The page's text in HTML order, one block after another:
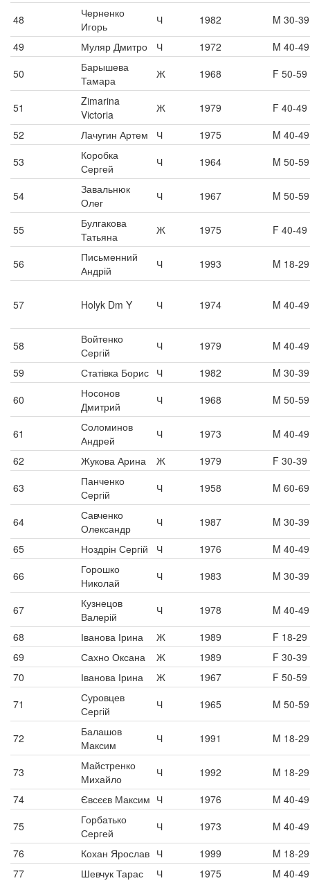
48
Черненко
Игорь
Ч 1982
M 30-39
49
Муляр Дмитро Ч 1972
M 40-49
50
Барышева
Тамара
Ж 1968 F 50-59
51
Zimarina
Victoria
Ж 1979
F 40-49
52
Лачугин Артем Ч 1975
M 40-49
53
Коробка
Сергей
Ч 1964 M 50-59
54
Завальнюк
Олег
Ч 1967 M 50-59
55
Булгакова
Татьяна
Ж 1975 F 40-49
56
Письменний
Андрій
Ч 1993 M 18-29
57 Holyk Dm Y Ч 1974 M 40-49
58
Войтенко
Сергій
Ч 1979
M 40-49
59
Статівка Борис Ч 1982
M 30-39
60
Носонов
Дмитрий
Ч 1968 M 50-59
61
Соломинов
Андрей
Ч 1973
M 40-49
62
Жукова Арина Ж 1979
F 30-39
63
Панченко
Сергій
Ч 1958 M 60-69
64
Савченко
Олександр
Ч 1987
M 30-39
65
Ноздрін Сергій Ч 1976
M 40-49
66
Горошко
Николай
Ч 1983 M 30-39
67
Кузнецов
Валерій
Ч 1978
M 40-49
68
Іванова Ірина Ж 1989
F 18-29
69
Сахно Оксана Ж 1989
F 30-39
70
Іванова Ірина Ж 1967
F 50-59
71
Суровцев
Сергій
Ч 1965 M 50-59
72
Балашов
Максим
Ч 1991 M 18-29
73
Майстренко
Михайло
Ч 1992
M 18-29
74
Євсєєв Максим Ч 1976
M 40-49
75
Горбатько
Сергей
Ч 1973
M 40-49
76
Кохан Ярослав Ч 1999
M 18-29
77
Шевчук Тарас Ч 1975 M 40-49